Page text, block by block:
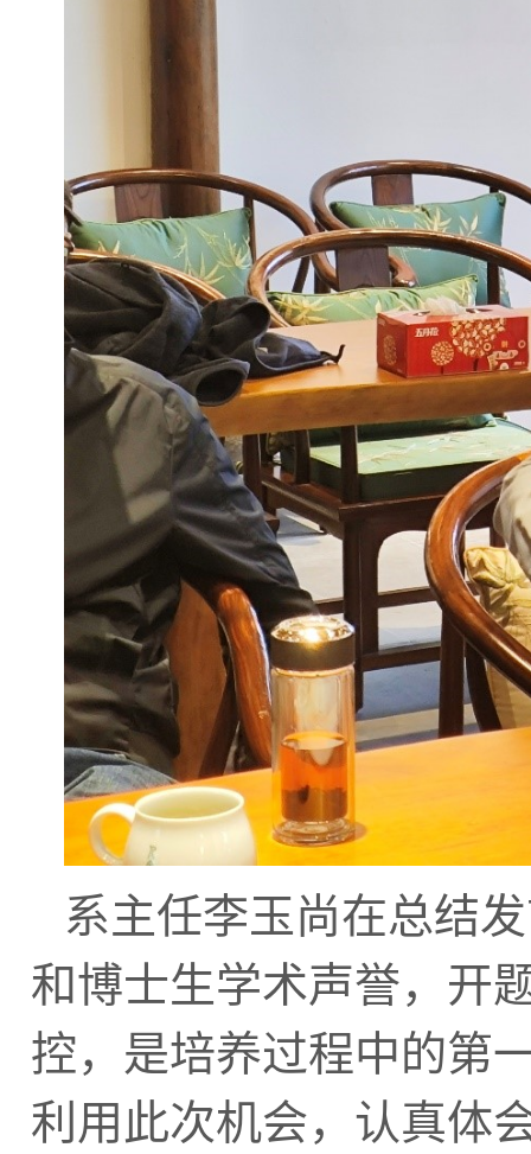
系主任李玉尚在总结
和博士生学术声誉，开
控，是培养过程中的第
利用此次机会，认真体